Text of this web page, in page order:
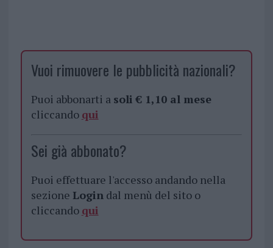
Vuoi rimuovere le pubblicità nazionali?
Puoi abbonarti a soli € 1,10 al mese
cliccando qui
Sei già abbonato?
Puoi effettuare l'accesso andando nella
sezione Logindal menù del sito o
cliccando qui